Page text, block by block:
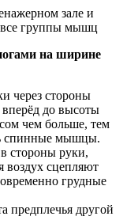
на ширине
через стороны
до высоты
чем больше, тем
спинные мышцы.
стороны руки,
воздух сцепляют
грудные
предплечья другой